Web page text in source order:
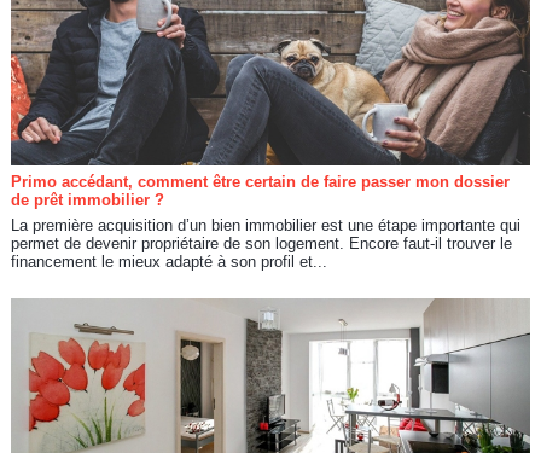
Primo accédant, comment être certain de faire passer mon dossier
de prêt immobilier ?
La première acquisition d’un bien immobilier est une étape importante qui
permet de devenir propriétaire de son logement. Encore faut-il trouver le
financement le mieux adapté à son profil et...